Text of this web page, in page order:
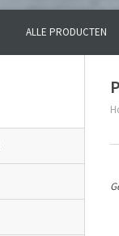
ALLE PRODUCTEN